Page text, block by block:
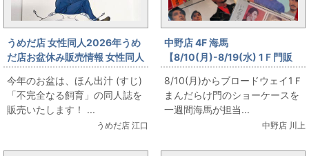
うめだ店 女性同人2026年うめ
だ店お盆休み販売情報 女性同人
誌コーナー ほん出汁 (すじ) 「不
完全なる飼育」をお出します！
今年のお盆は、ほん出汁 (すじ)
「不完全なる飼育」の同人誌を
販売いたします！ ...
うめだ店 江口
中野店 4F 海馬
【8/10(月)-8/19(水) 1Ｆ門販
売】第二回 海馬特選 夏の円盤特
集 YMO出します
8/10(月)からブロードウェイ1Ｆ
まんだらけ門のショーケースを
一週間海馬が担当...
中野店 川上